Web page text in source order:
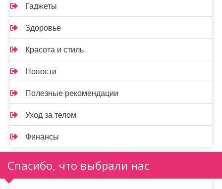
Гаджеты
Здоровье
Красота и стиль
Новости
Полезные рекомендации
Уход за телом
Финансы
Спасибо, что выбрали нас